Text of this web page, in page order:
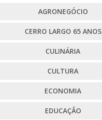
AGRONEGÓCIO
CERRO LARGO 65 ANOS
CULINÁRIA
CULTURA
ECONOMIA
EDUCAÇÃO